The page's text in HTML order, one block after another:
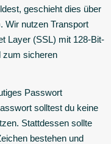
geschieht dies über
Wir nutzen Transport
Layer (SSL) mit 128-Bit-
zum sicheren
Passwort
solltest du keine
Stattdessen sollte
bestehen und